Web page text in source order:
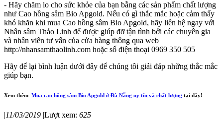
- Hãy chăm lo cho sức khỏe của bạn bằng các sản phẩm chất lượng
như Cao hồng sâm Bio Apgold. Nếu có gì thắc mắc hoặc cảm thấy
khó khăn khi mua Cao hồng sâm Bio Apgold, hãy liên hệ ngay với
Nhân sâm Thảo Linh để được giúp đỡ tận tình bởi các chuyên gia
và nhân viên tư vấn của cửa hàng thông qua web
http://nhansamthaolinh.com hoặc số điện thoại 0969 350 505
Hãy để lại bình luận dưới đây để chúng tôi giải đáp những thắc mắc
giúp bạn.
Xem thêm Mua cao hồng sâm Bio Apgold ở Đà Nẵng uy tín và chất lượng tại đây!
|11/03/2019 |Lượt xem: 625